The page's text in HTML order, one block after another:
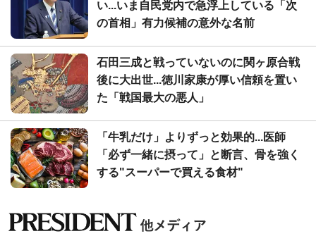
い...いま自民党内で急浮上している「次
の首相」有力候補の意外な名前
石田三成と戦っていないのに関ヶ原合戦
後に大出世...徳川家康が厚い信頼を置い
た「戦国最大の悪人」
「牛乳だけ」よりずっと効果的...医師
「必ず一緒に摂って」と断言、骨を強く
する"スーパーで買える食材"